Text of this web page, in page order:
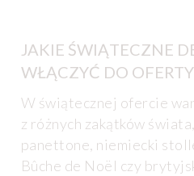
JAKIE ŚWIĄTECZNE
WŁĄCZYĆ DO
W świątecznej ofercie
z różnych zakątków
panettone, niemiecki
Bûche de Noël czy